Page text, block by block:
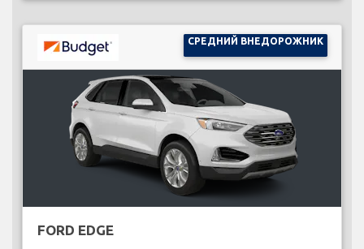
СРЕДНИЙ ВНЕДОРОЖНИК
FORD EDGE